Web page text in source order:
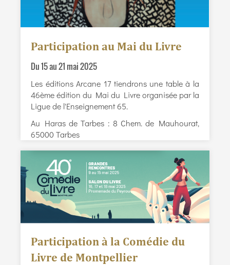
Participation au Mai du Livre
Du 15 au 21 mai 2025
Les éditions Arcane 17 tiendrons une table à la
46ème édition du Mai du Livre organisée par la
Ligue de l'Enseignement 65.
Au Haras de Tarbes : 8 Chem. de Mauhourat,
65000 Tarbes
Participation à la Comédie du
Livre de Montpellier